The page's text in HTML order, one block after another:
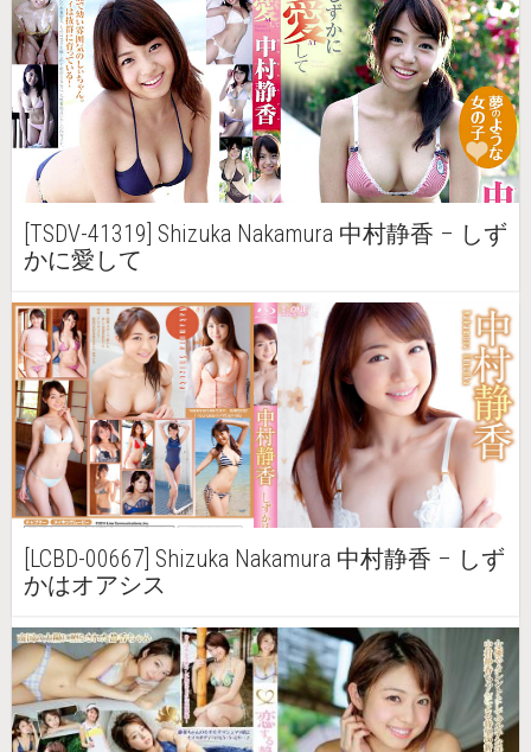
[TSDV-41319] Shizuka Nakamura 中村静香 – しず
かに愛して
[LCBD-00667] Shizuka Nakamura 中村静香 – しず
かはオアシス